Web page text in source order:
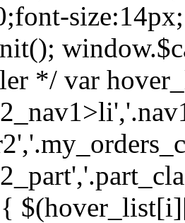
*/ var